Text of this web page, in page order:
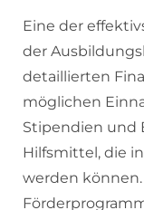
Eine der
der
detaillierten
möglichen
Stipendien und
Hilfsmittel, die
werden